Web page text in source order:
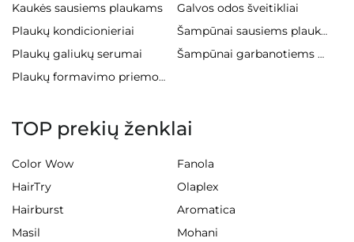
Kaukės sausiems plaukams
Galvos odos šveitikliai
Plaukų kondicionieriai
Šampūnai sausiems plaukams
Plaukų galiukų serumai
Šampūnai garbanotiems plaukams
Plaukų formavimo priemonės
TOP prekių ženklai
Color Wow
Fanola
HairTry
Olaplex
Hairburst
Aromatica
Masil
Mohani